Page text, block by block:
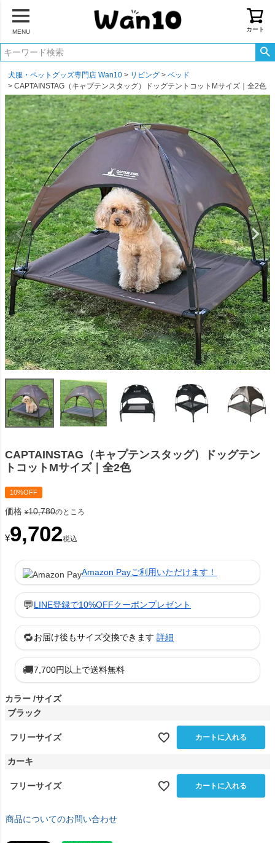
MENU カート
犬服・ペットグッズ専門店 Wan10 リビング
ベッド
CAPTAINSTAG（キャプテンスタッグ）ドッグテントコットMサイズ｜全2色
CAPTAINSTAG（キャプテンスタッグ）ドッグテン
トコットMサイズ｜全2色
10%OFF
価格 ¥10,780のところ
¥9,702税込
Amazon Payご利用いただけます！
💬LINE登録で10%OFFクーポンプレゼント
🔁お届け後もサイズ交換できます 詳細
🚚7,700円以上で送料無料
カラー サイズ
ブラック
フリーサイズ カートに入れる
カーキ
フリーサイズ カートに入れる
商品についてのお問い合わせ